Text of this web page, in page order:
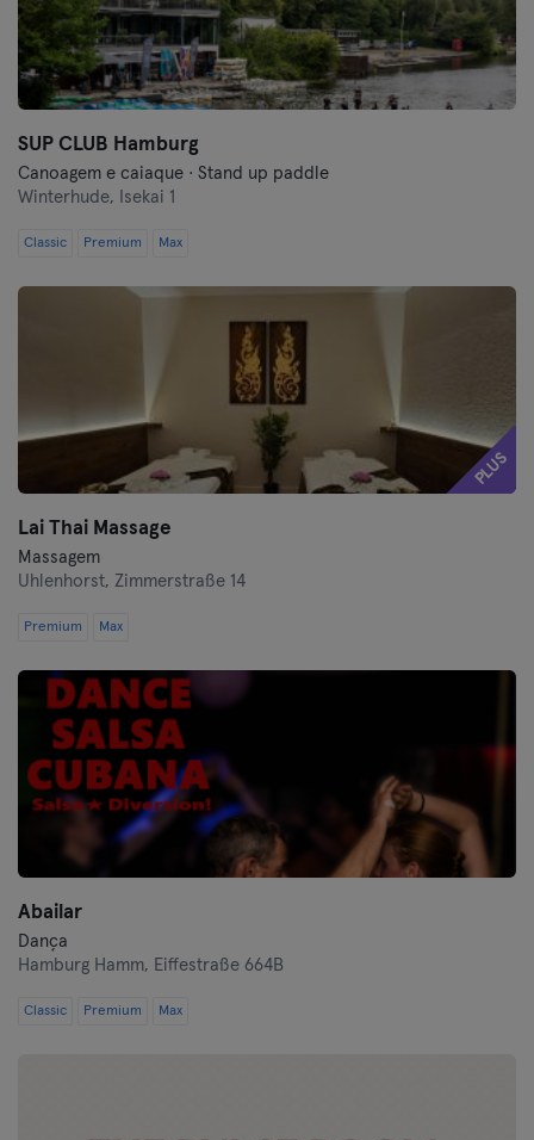
SUP CLUB Hamburg
Canoagem e caiaque · Stand up paddle
Winterhude,
Isekai 1
Classic Premium Max
PLUS
Lai Thai Massage
Massagem
Uhlenhorst, Zimmerstraße 14
Premium Max
Abailar
Dança
Hamburg Hamm, Eiffestraße 664B
Classic Premium Max